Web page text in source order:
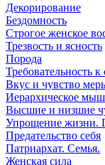
Декорирование
Бездомность
Строгое женское
Трезвость и ясность
Порода
Требовательность
Вкус и чувство
Иерархическое
Высшие и низшие
Упрощение жизни.
Предательство себя
Патриархат. Семья.
Женская сила